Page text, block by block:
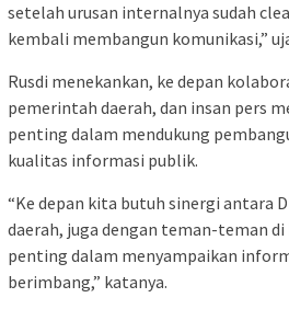
setelah urusan internalnya sudah
kembali membangun komunikasi,”
Rusdi menekankan, ke depan
pemerintah daerah, dan insan pers
penting dalam mendukung
kualitas informasi publik.
“Ke depan kita butuh sinergi antara
daerah, juga dengan teman-teman di
penting dalam menyampaikan
berimbang,” katanya.